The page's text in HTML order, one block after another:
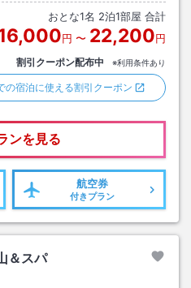
おとな1名 2泊1部屋 合計
円 〜 22,200円
割引クーポン配布中 ※利用条件あり
の宿泊に使える割引クーポン
ンを見る
航空券
付きプラン
＆スパ